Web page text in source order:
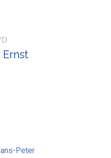
Ernst